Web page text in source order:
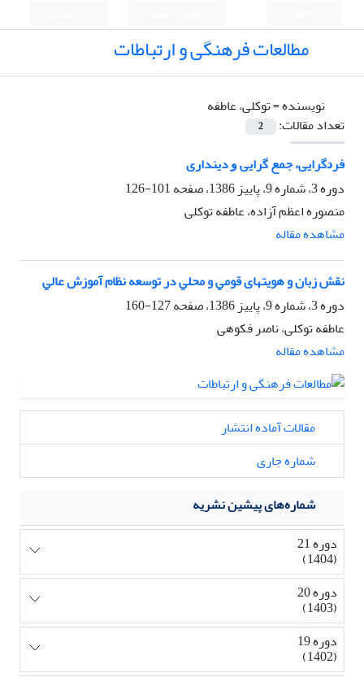
مطالعات فرهنگی و ارتباطات
نویسنده =توکلی، عاطفه
تعداد مقالات:
2
ﻓﺮﺩﮔﺮﺍﻳﻰ، ﺟﻤﻊ ﮔﺮﺍﻳﻰ ﻭ دینداری
دوره 3، شماره 9، پاییز 1386، صفحه
101-126
منصوره اعظم آزاده، عاطفه توکلی
مشاهده مقاله
ﻧﻘﺶ زﺑﺎن و هویتهای ﻗﻮﻣﻲ و ﻣﺤﻠﻲ در ﺗﻮﺳﻌﻪ ﻧﻈﺎم آﻣﻮزش ﻋﺎﻟﻲ
دوره 3، شماره 9، پاییز 1386، صفحه
127-160
عاطفه توکلی، ناصر فکوهی
مشاهده مقاله
مقالات آماده انتشار
شماره جاری
شماره‌های پیشین نشریه
دوره 21
(1404)
دوره 20
(1403)
دوره 19
(1402)